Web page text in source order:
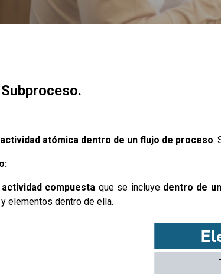
actividad atómica dentro de un flujo de proceso.
actividad compuesta que se incluye dentro de
elementos dentro de ella.